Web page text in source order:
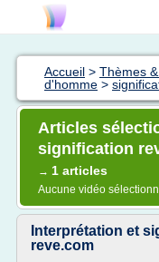
Accueil > Thèmes
d'homme >
Articles
signification
→ 1 articles
Aucune vidéo
Interprétation et
reve.com